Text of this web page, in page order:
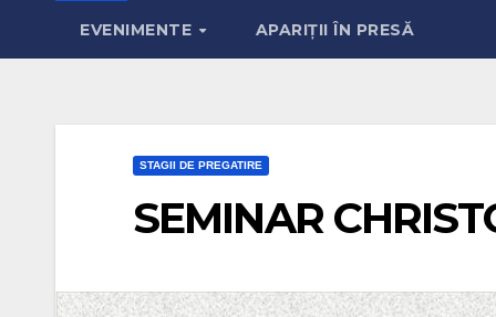
EVENIMENTE APARIȚII ÎN PRESĂ
STAGII DE PREGATIRE
SEMINAR